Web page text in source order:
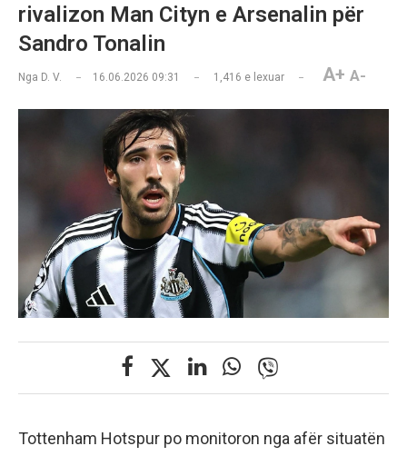
rivalizon Man Cityn e Arsenalin për
Sandro Tonalin
Nga D. V. 16.06.2026 09:31 1,416 e lexuar A+ A-
Tottenham Hotspur po monitoron nga afër situatën